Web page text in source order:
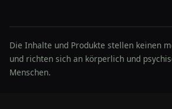
Die Inhalte und Produkte stellen keinen
und richten sich an körperlich und
Menschen.